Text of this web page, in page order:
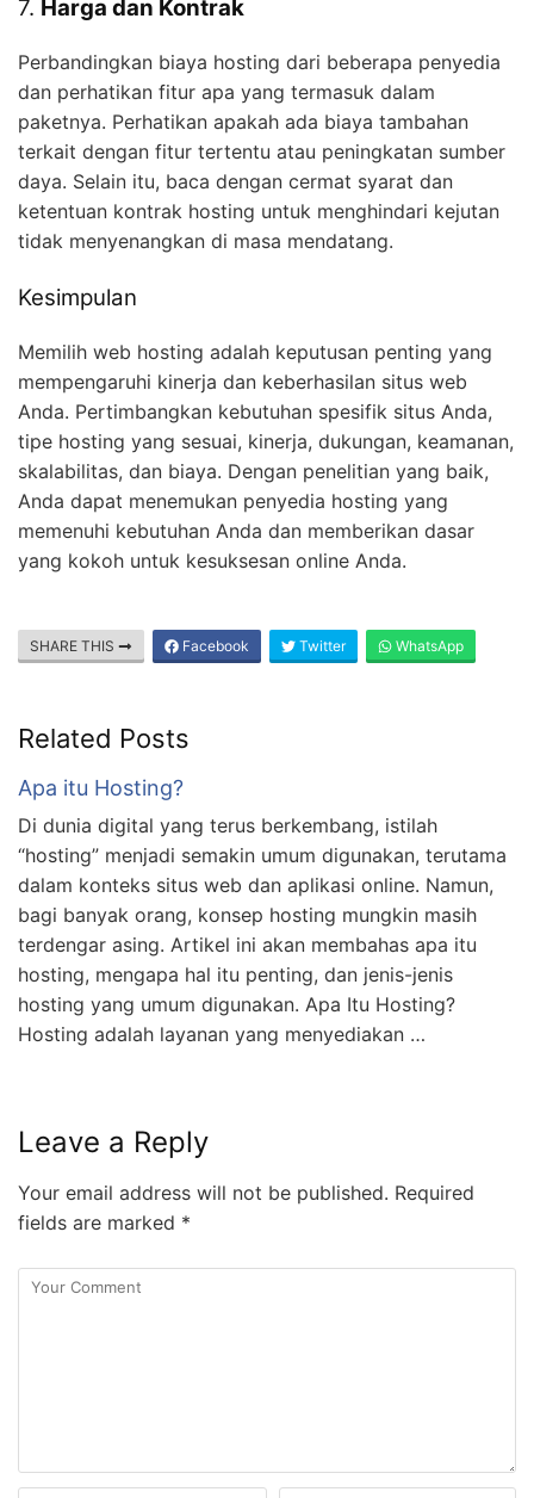
7. Harga dan Kontrak
Perbandingkan biaya hosting dari beberapa penyedia
dan perhatikan fitur apa yang termasuk dalam
paketnya. Perhatikan apakah ada biaya tambahan
terkait dengan fitur tertentu atau peningkatan sumber
daya. Selain itu, baca dengan cermat syarat dan
ketentuan kontrak hosting untuk menghindari kejutan
tidak menyenangkan di masa mendatang.
Kesimpulan
Memilih web hosting adalah keputusan penting yang
mempengaruhi kinerja dan keberhasilan situs web
Anda. Pertimbangkan kebutuhan spesifik situs Anda,
tipe hosting yang sesuai, kinerja, dukungan, keamanan,
skalabilitas, dan biaya. Dengan penelitian yang baik,
Anda dapat menemukan penyedia hosting yang
memenuhi kebutuhan Anda dan memberikan dasar
yang kokoh untuk kesuksesan online Anda.
SHARE THIS Facebook Twitter WhatsApp
Related Posts
Apa itu Hosting?
Di dunia digital yang terus berkembang, istilah
“hosting” menjadi semakin umum digunakan, terutama
dalam konteks situs web dan aplikasi online. Namun,
bagi banyak orang, konsep hosting mungkin masih
terdengar asing. Artikel ini akan membahas apa itu
hosting, mengapa hal itu penting, dan jenis-jenis
hosting yang umum digunakan. Apa Itu Hosting?
Hosting adalah layanan yang menyediakan …
Leave a Reply
Your email address will not be published. Required
fields are marked *